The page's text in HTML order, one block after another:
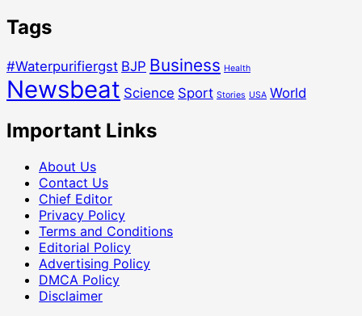
Tags
#Waterpurifiergst BJP Business Health
Newsbeat Science Sport Stories USA World
Important Links
About Us
Contact Us
Chief Editor
Privacy Policy
Terms and Conditions
Editorial Policy
Advertising Policy
DMCA Policy
Disclaimer